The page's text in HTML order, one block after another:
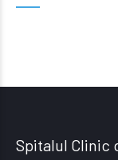
Spitalul Clinic